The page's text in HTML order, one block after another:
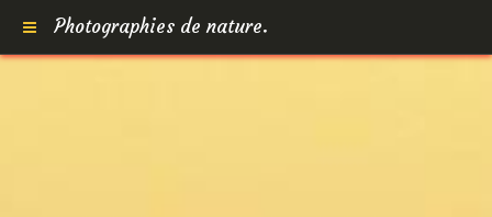
Photographies de nature.